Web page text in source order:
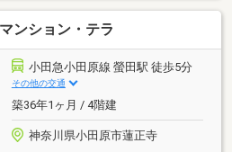
ンション・テラ
小田急小田原線 螢田駅 徒歩5分
その他の交通
築36年1ヶ月 / 4階建
神奈川県小田原市蓮正寺